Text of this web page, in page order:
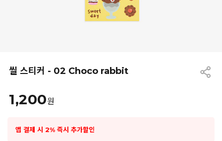
씰 스티커 - 02 Choco rabbit
1,200원
앱 결제 시 2% 즉시 추가할인